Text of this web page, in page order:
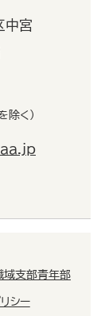
宮
く）
域支部青年部
シー